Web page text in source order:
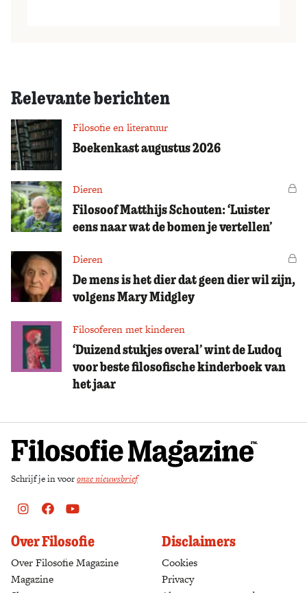
Relevante berichten
Filosofie en literatuur
Boekenkast augustus 2026
Dieren
Filosoof Matthijs Schouten: ‘Luister
eens naar wat de bomen je vertellen’
Dieren
De mens is het dier dat geen dier wil zijn,
volgens Mary Midgley
Filosoferen met kinderen
‘Duizend stukjes overal’ wint de Ludoq
voor beste filosofische kinderboek van
het jaar
Schrijf je in vooronze nieuwsbrief
Instagram
FacebookYoutube
Over Filosofie
Over Filosofie Magazine
Magazine
Disclaimers
Cookies
Privacy